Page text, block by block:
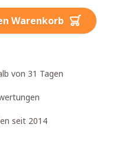
Warenkorb
von 31 Tagen
seit 2014